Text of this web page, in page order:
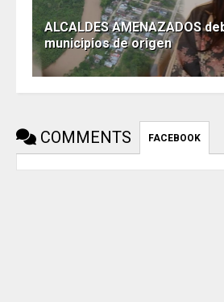
ALCALDES AMENAZADOS
municipios de origen
COMMENTS FACEBOOK